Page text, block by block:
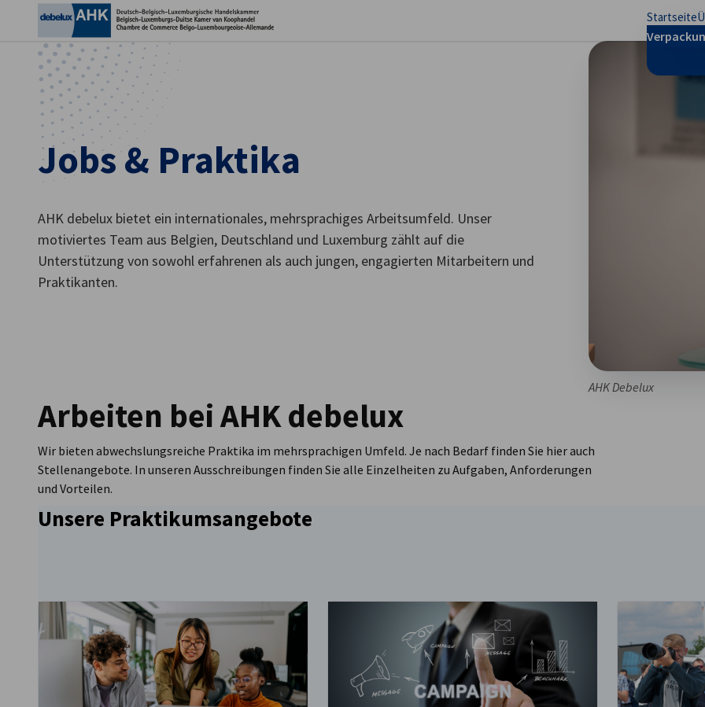
Startseite
Jobs & Praktika
AHK debelux bietet ein internationales, mehrsprachiges Arbeitsumfeld. Unser
motiviertes Team aus Belgien, Deutschland und Luxemburg zählt auf die
Unterstützung von sowohl erfahrenen als auch jungen, engagierten Mitarbeitern und
Praktikanten.
AHK Debelux
Arbeiten bei AHK debelux
Wir bieten abwechslungsreiche Praktika im mehrsprachigen Umfeld. Je nach Bedarf finden Sie hier auch
Stellenangebote. In unseren Ausschreibungen finden Sie alle Einzelheiten zu Aufgaben, Anforderungen
und Vorteilen.
Unsere Praktikumsangebote